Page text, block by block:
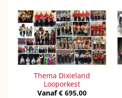
Thema Dixieland
Looporkest
Vanaf€ 695,00